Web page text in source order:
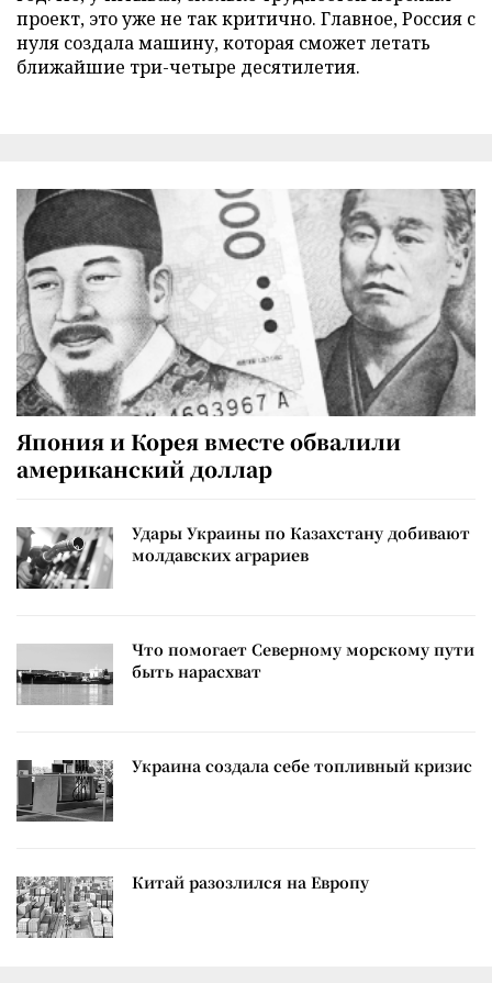
проект, это уже не так критично. Главное, Россия с
нуля создала машину, которая сможет летать
ближайшие три-четыре десятилетия.
Япония и Корея вместе обвалили
американский доллар
Удары Украины по Казахстану добивают
молдавских аграриев
Что помогает Северному морскому пути
быть нарасхват
Украина создала себе топливный кризис
Китай разозлился на Европу